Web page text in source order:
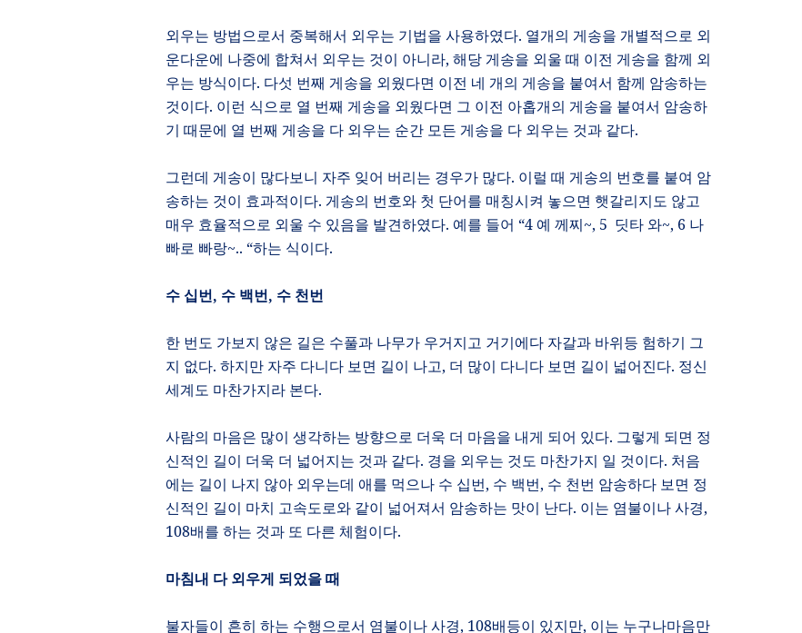
외우는 방법으로서 중복해서 외우는 기법을 사용하였다. 열개의 게송을 개별적으로 외
운다운에 나중에 합쳐서 외우는 것이 아니라, 해당 게송을 외울 때 이전 게송을 함께 외
우는 방식이다. 다섯 번째 게송을 외웠다면 이전 네 개의 게송을 붙여서 함께 암송하는
것이다. 이런 식으로 열 번째 게송을 외웠다면 그 이전 아홉개의 게송을 붙여서 암송하
기 때문에 열 번째 게송을 다 외우는 순간 모든 게송을 다 외우는 것과 같다.
그런데 게송이 많다보니 자주 잊어 버리는 경우가 많다. 이럴 때 게송의 번호를 붙여 암
송하는 것이 효과적이다. 게송의 번호와 첫 단어를 매칭시켜 놓으면 햇갈리지도 않고
매우 효율적으로 외울 수 있음을 발견하였다. 예를 들어 “4 예 께찌~, 5 딧타 와~, 6 나
빠로 빠랑~.. “하는 식이다.
수 십번, 수 백번, 수 천번
한 번도 가보지 않은 길은 수풀과 나무가 우거지고 거기에다 자갈과 바위등 험하기 그
지 없다. 하지만 자주 다니다 보면 길이 나고, 더 많이 다니다 보면 길이 넓어진다. 정신
세계도 마찬가지라 본다.
사람의 마음은 많이 생각하는 방향으로 더욱 더 마음을 내게 되어 있다. 그렇게 되면 정
신적인 길이 더욱 더 넓어지는 것과 같다. 경을 외우는 것도 마찬가지 일 것이다. 처음
에는 길이 나지 않아 외우는데 애를 먹으나 수 십번, 수 백번, 수 천번 암송하다 보면 정
신적인 길이 마치 고속도로와 같이 넓어져서 암송하는 맛이 난다. 이는 염불이나 사경,
108배를 하는 것과 또 다른 체험이다.
마침내 다 외우게 되었을 때
불자들이 흔히 하는 수행으로서 염불이나 사경, 108배등이 있지만, 이는 누구나마음만